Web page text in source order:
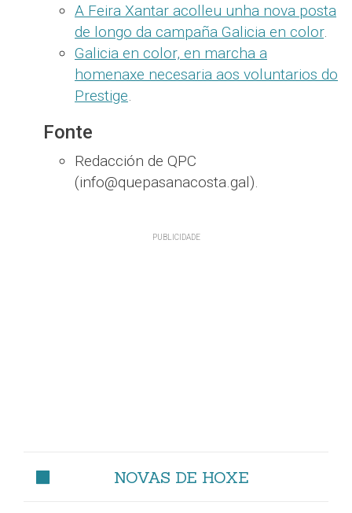
A Feira Xantar acolleu unha nova posta
de longo da campaña Galicia en color.
Galicia en color, en marcha a
homenaxe necesaria aos voluntarios do
Prestige.
Fonte
Redacción de QPC
(info@quepasanacosta.gal).
NOVAS DE HOXE